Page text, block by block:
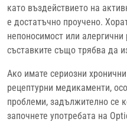
като въздействието на
е достатъчно проучено.
непоносимост или
съставките също трябва да
Ако имате сериозни
рецептурни медикаменти,
проблеми, задължително се
започнете употребата на